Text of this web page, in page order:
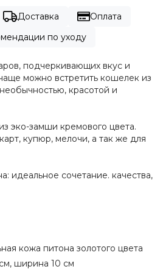
Доставка
Оплата
по уходу
подчеркивающих вкус и
можно встретить кошелек из
красотой и
эко-замши кремового цвета.
купюр, мелочи, а так же для
идеальное сочетание. качества,
кожа питона золотого цвета
ширина 10 см